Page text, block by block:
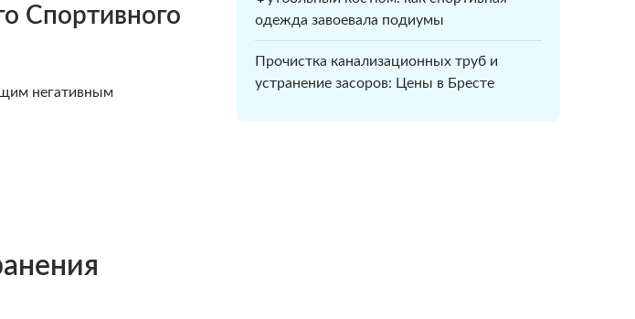
Спортивного
негативным
одежда завоевала подиумы
Прочистка канализационных труб и
устранение засоров: Цены в Бресте